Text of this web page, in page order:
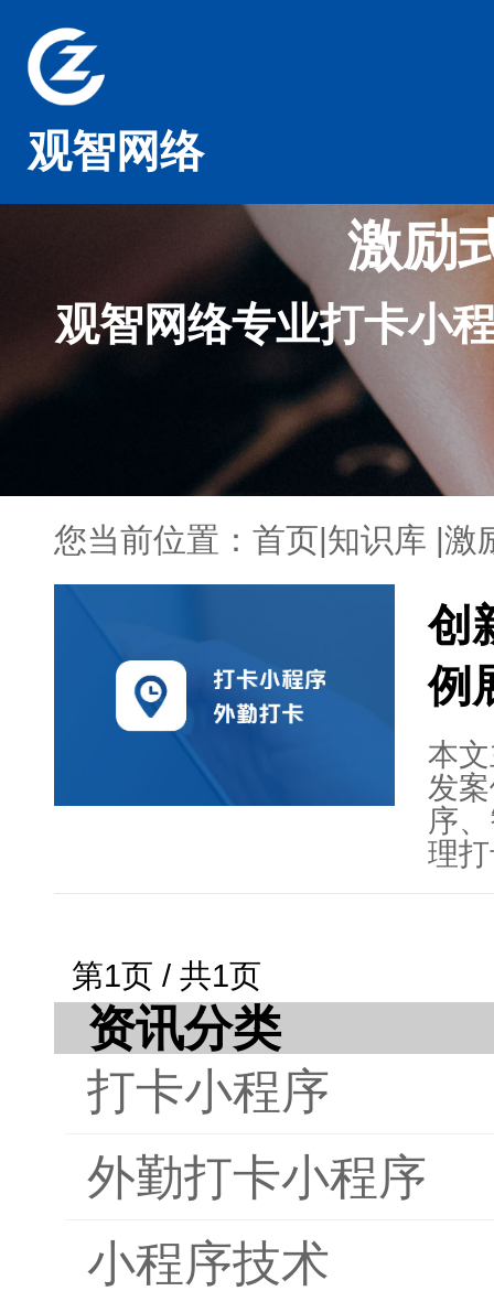
观智网络
激励
观智网络专业打卡小
您当前位置： 首页|知识库 |激
创
例
本
发
序
理
迸
第1页 / 共1页
资讯分类
打卡小程序
外勤打卡小程序
小程序技术